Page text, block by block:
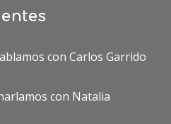
con Carlos Garrido
con Natalia